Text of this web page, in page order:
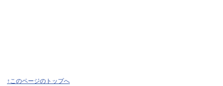
↑このページのトップへ